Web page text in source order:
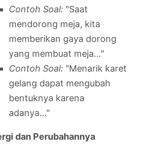
Contoh Soal: "Saat
mendorong meja, kita
memberikan gaya dorong
yang membuat meja…"
Contoh Soal: "Menarik karet
gelang dapat mengubah
bentuknya karena
adanya…"
dan Perubahannya